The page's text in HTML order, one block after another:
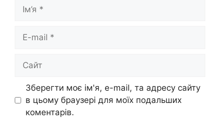
mail
Зберегти моє ім'я, e-mail, та адресу сайту
в цьому браузері для моїх подальших
коментарів.